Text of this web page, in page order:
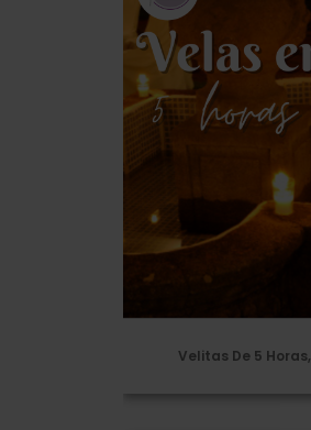
Velitas De 5